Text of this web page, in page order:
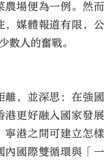
農場便為一例。然而
，媒體報道有限，公
數人的奮戰。
離，並深思：在強國
港更好融入國家發展
寧港之間可建立怎樣
內國際雙循環與「一